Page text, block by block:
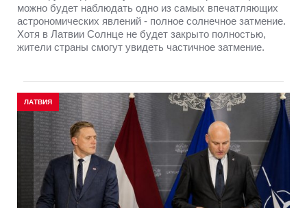
можно будет наблюдать одно из самых впечатляющих
астрономических явлений - полное солнечное затмение.
Хотя в Латвии Солнце не будет закрыто полностью,
жители страны смогут увидеть частичное затмение.
ЛАТВИЯ